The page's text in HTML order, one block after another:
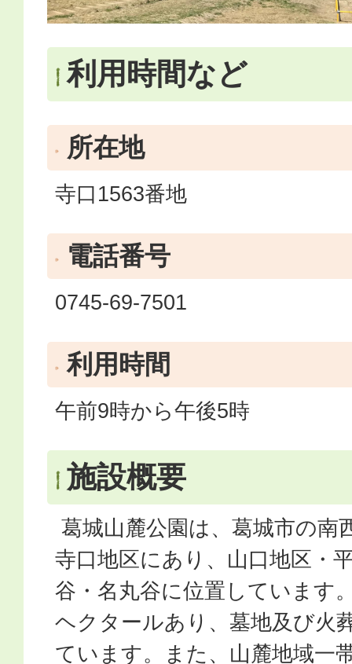
利用時間など
所在地
寺口1563番地
電話番号
0745-69-7501
利用時間
午前9時から午後5時
施設概要
葛城山麓公園は、葛城市の南
寺口地区にあり、山口地区・
谷・名丸谷に位置しています
ヘクタールあり、墓地及び火
ています。また、山麓地域一